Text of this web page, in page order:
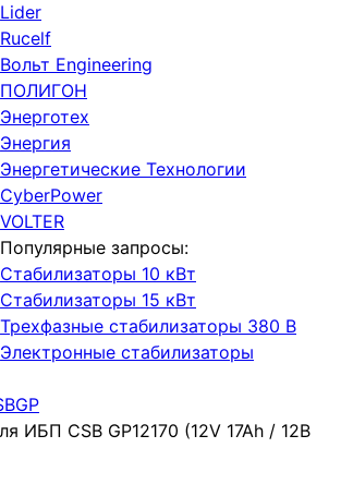
Lider
Rucelf
Вольт Engineering
ПОЛИГОН
Энерготех
Энергия
Энергетические Технологии
CyberPower
VOLTER
Популярные запросы:
Стабилизаторы 10 кВт
Стабилизаторы 15 кВт
Трехфазные стабилизаторы 380 В
Электронные стабилизаторы
GP
ИБП CSB GP12170 (12V 17Ah / 12В